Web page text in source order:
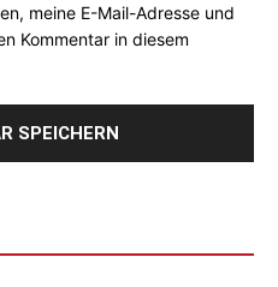
meine E-Mail-Adresse und
Kommentar in diesem